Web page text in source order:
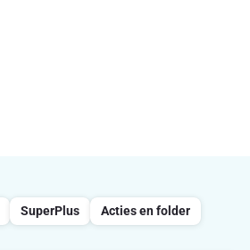
SuperPlus
Acties en folder